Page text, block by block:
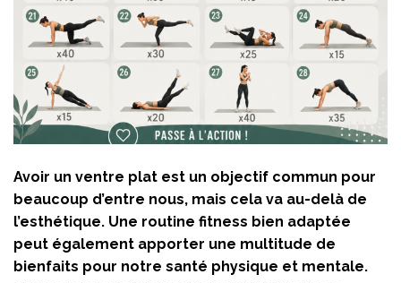
Avoir un ventre plat est un objectif commun pour
beaucoup d’entre nous, mais cela va au-delà de
l’esthétique. Une routine fitness bien adaptée
peut également apporter une multitude de
bienfaits pour notre santé physique et mentale.